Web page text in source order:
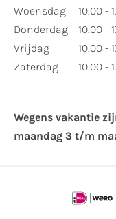
Woensdag
Donderdag
Vrijdag
Zaterdag
10.00 -
10.00 -
10.00 -
10.00 -
Wegens vakantie
maandag 3 t/m